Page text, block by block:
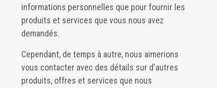
informations personnelles que pour fournir les
produits et services que vous nous avez
demandés.
Cependant, de temps à autre, nous aimerions
vous contacter avec des détails sur d'autres
produits, offres et services que nous